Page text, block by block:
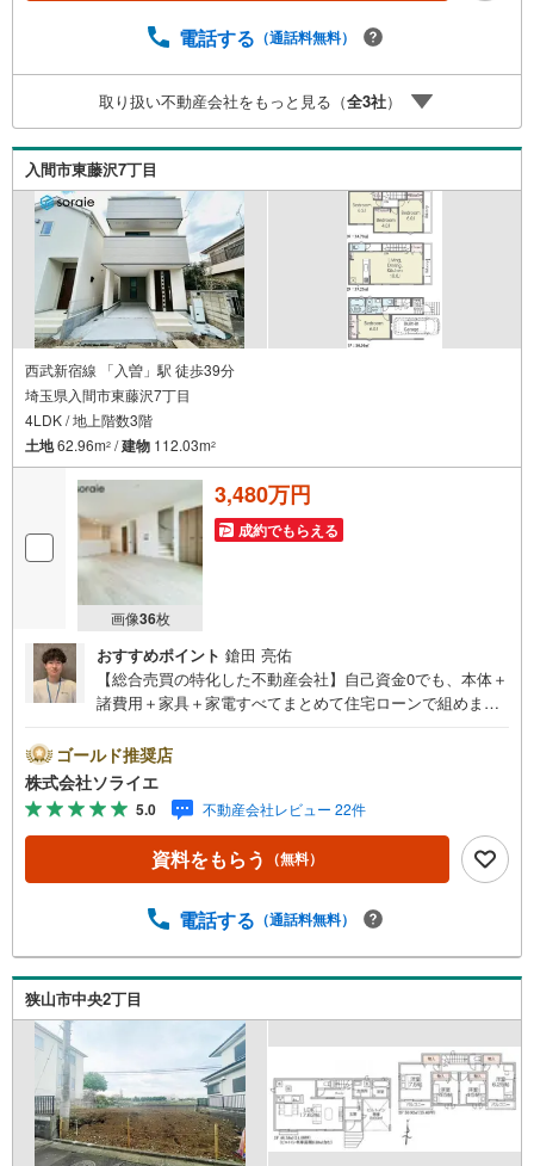
件ごとのメリット・注意点をまとめたレポートもご用意し
応。まずはお気軽にご相談ください。■電車でお越しのお客
様は、西武線「所沢駅」西口より徒歩5分■お車でお越しの
お客様は、提携駐車場がございますので弊社営業スタッフ
までお尋ねください。
電話する （通話料無料）
取り扱い不動産会社をもっと見る（全3社）
入間市東藤沢7丁目
西武新宿線 「入曽」駅 徒歩39分
埼玉県入間市東藤沢7丁目
4LDK / 地上階数3階
土地62.96m2 /建物 112.03m2
画像36枚
3,480万円
成約でもらえる
おすすめポイント 鎗田 亮佑
【総合売買の特化した不動産会社】自己資金0でも、本体＋
諸費用＋家具＋家電すべてまとめて住宅ローンで組めま
スピーディをモットーにお客さん目線での営業を心がけて
おり、営業マンの差を実感してください！◆他社様でご紹
介されている物件も一緒にご提案できます。◆おまとめロ
ーン（消費者金融系・車のローン・カード系の借入・エア
コン等の電化製品等）もおまとめ可能です。◆お忙しいと
きは現地待合せ＆現地解散できます。◆勤続年数が1年未満
ください！売買・賃貸・売却相談・相続相談・空家管理・
合わせ・ご来店お待ちしております！（＾＾）！
ゴールド推奨店
株式会社ソライエ
5.0 不動産会社レビュー 22件
資料をもらう （無料）
電話する （通話料無料）
狭山市中央2丁目